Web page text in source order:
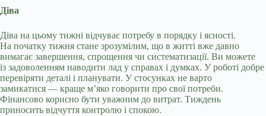
Діва
Діва на цьому тижні відчуває потребу в порядку і ясності.
На початку тижня стане зрозумілим, що в житті вже давно
вимагає завершення, спрощення чи систематизації. Ви можете
із задоволенням наводити лад у справах і думках. У роботі добре
перевіряти деталі і планувати. У стосунках не варто
замикатися — краще м’яко говорити про свої потреби.
Фінансово корисно бути уважним до витрат. Тиждень
приносить відчуття контролю і спокою.